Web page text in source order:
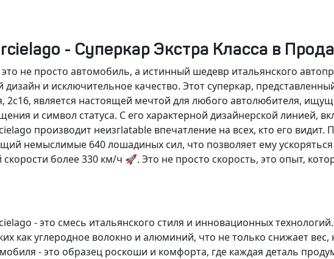
- Суперкар Экстра Класса в
не просто автомобиль, а истинный шедевр итальянского
и исключительное качество. Этот суперкар,
2с16, является настоящей мечтой для любого автолюбителя,
и символ статуса. С его характерной дизайнерской линией,
производит неизгlatable впечатление на всех, кто его видит.
немыслимые 640 лошадиных сил, что позволяет ему
более 330 км/ч 🚀. Это не просто скорость, это опыт,
- это смесь итальянского стиля и инновационных технологий
как углеродное волокно и алюминий, что не только снижает
- это образец роскоши и комфорта, где каждая деталь